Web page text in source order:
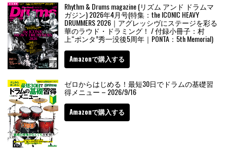
Rhythm & Drums magazine (リズム アンド ドラムマ
ガジン) 2026年4月号(特集：the ICONIC HEAVY
DRUMMERS 2026｜アグレッシヴにステージを彩る
華のラウド・ドラミング！ / 付録小冊子：村
上“ポンタ”秀一没後5周年｜PONTA：5th Memorial)
Amazonで購入する
ゼロからはじめる！最短30日でドラムの基礎習
得メニュー – 2026/9/16
Amazonで購入する